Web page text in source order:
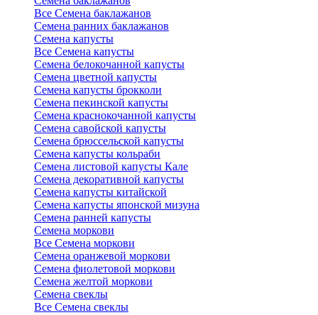
Все Семена баклажанов
Семена ранних баклажанов
Семена капусты
Все Семена капусты
Семена белокочанной капусты
Семена цветной капусты
Семена капусты брокколи
Семена пекинской капусты
Семена краснокочанной капусты
Семена савойской капусты
Семена брюссельской капусты
Семена капусты кольраби
Семена листовой капусты Кале
Семена декоративной капусты
Семена капусты китайской
Семена капусты японской мизуна
Семена ранней капусты
Семена моркови
Все Семена моркови
Семена оранжевой моркови
Семена фиолетовой моркови
Семена желтой моркови
Семена свеклы
Все Семена свеклы